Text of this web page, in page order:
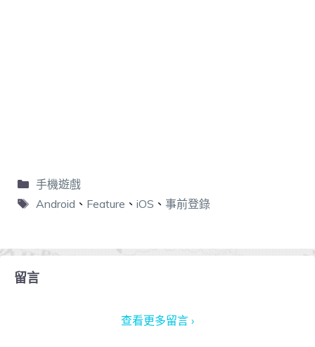
手機遊戲
Android 、 Feature 、 iOS 、 事前登錄
留言
查看更多留言 ›